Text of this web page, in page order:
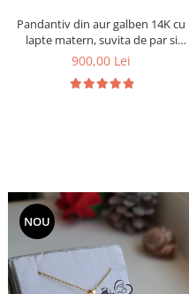
Pandantiv din aur galben 14K cu
lapte matern, suvita de par si
numele bebelusului
900,00 Lei
NOU